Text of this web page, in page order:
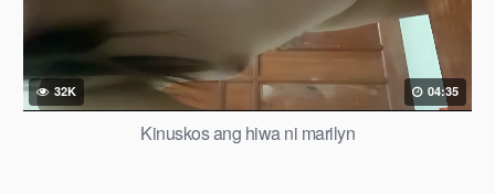
32K 04:35
Kinuskos ang hiwa ni marilyn